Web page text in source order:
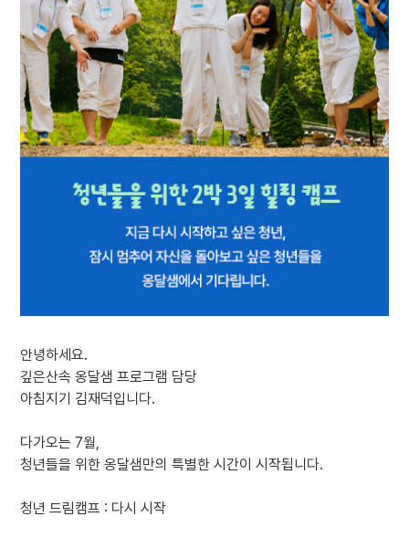
안녕하세요.
깊은산속 옹달샘 프로그램 담당
아침지기 김재덕입니다.
다가오는 7월,
청년들을 위한 옹달샘만의 특별한 시간이 시작됩니다.
청년 드림캠프 : 다시 시작